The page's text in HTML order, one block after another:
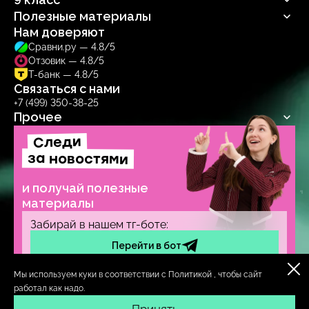
Мы используем куки в соответствии с Политикой , чтобы сайт
работал как надо.
Биология
Информатика
Обществознание
Биология
Русский язык
Полезные материалы
Блог
Учебник
Тренажер
Нам доверяют
Сравни.ру — 4.8/5
Отзовик — 4.8/5
Т-банк — 4.8/5
Связаться с нами
+7 (499) 350-38-25
Прочее
Договор-оферта
Политика обработки персональных данных
Образовательная лицензия № Л035‑1271‑78/1277314
Следи
за новостями
и получай полезные
материалы
Забирай в нашем тг-боте:
Перейти в бот
ИП Солдаева А. А.
ИНН 780630451309г. Санкт-Петербург